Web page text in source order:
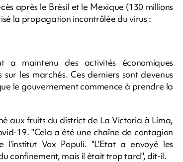
après le Brésil et le Mexique (130 millions
la propagation incontrôlée du virus :
a maintenu des activités économiques
les marchés. Ces derniers sont devenus
le gouvernement commence à prendre la
aux fruits du district de La Victoria à Lima,
19. "Cela a été une chaîne de contagion
l'institut Vox Populi. "L'Etat a envoyé les
confinement, mais il était trop tard", dit-il.